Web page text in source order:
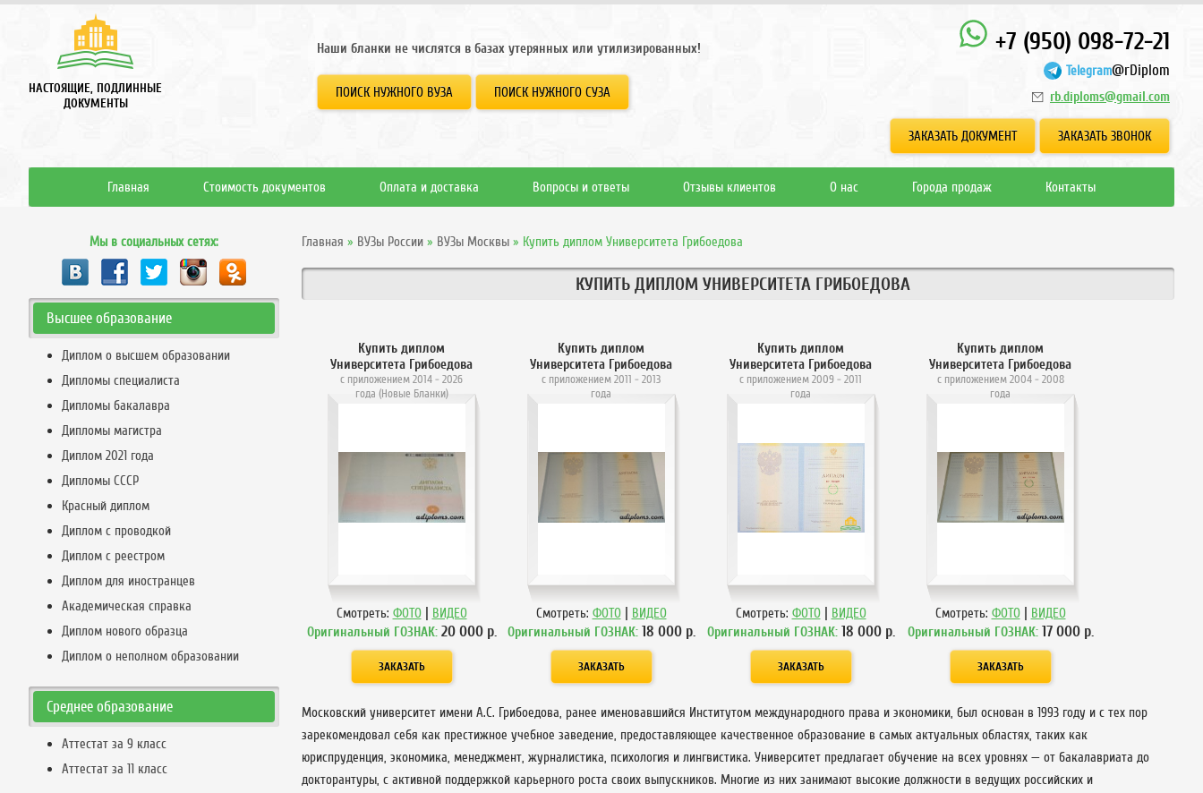
НАСТОЯЩИЕ, ПОДЛИННЫЕ
ДОКУМЕНТЫ
Наши бланки не числятся в базах утерянных или утилизированных!
ПОИСК НУЖНОГО ВУЗА ПОИСК НУЖНОГО СУЗА
+7 (950) 098-72-21
Telegram@rDiplom
rb.diploms@gmail.com
ЗАКАЗАТЬ ДОКУМЕНТ ЗАКАЗАТЬ ЗВОНОК
Главная Стоимость документов Оплата и доставка Вопросы и ответы Отзывы клиентов О нас Города продаж Контакты
Главная » ВУЗы России » ВУЗы Москвы » Купить диплом Университета Грибоедова
КУПИТЬ ДИПЛОМ УНИВЕРСИТЕТА ГРИБОЕДОВА
Купить диплом
Университета Грибоедова
с приложением 2014 - 2026
года (Новые Бланки)
Смотреть: ФОТО | ВИДЕО
Оригинальный ГОЗНАК: 20 000р.
Купить диплом
Университета Грибоедова
с приложением 2011 - 2013
года
Смотреть: ФОТО | ВИДЕО
Оригинальный ГОЗНАК: 18 000р.
Купить диплом
Университета Грибоедова
с приложением 2009 - 2011
года
Смотреть: ФОТО | ВИДЕО
Оригинальный ГОЗНАК: 18 000р.
Купить диплом
Университета Грибоедова
с приложением 2004 - 2008
года
Смотреть: ФОТО | ВИДЕО
Оригинальный ГОЗНАК: 17 000р.
Московский университет имени А.С. Грибоедова, ранее именовавшийся Институтом международного права и экономики, был основан в 1993 году и с тех пор
зарекомендовал себя как престижное учебное заведение, предоставляющее качественное образование в самых актуальных областях, таких как
юриспруденция, экономика, менеджмент, журналистика, психология и лингвистика. Университет предлагает обучение на всех уровнях — от бакалавриата до
докторантуры, с активной поддержкой карьерного роста своих выпускников. Многие из них занимают высокие должности в ведущих российских и
Мы в социальных сетях:
Высшее образование
Диплом о высшем образовании
Дипломы специалиста
Дипломы бакалавра
Дипломы магистра
Диплом 2021 года
Дипломы СССР
Красный диплом
Диплом с проводкой
Диплом с реестром
Диплом для иностранцев
Академическая справка
Диплом нового образца
Диплом о неполном образовании
Среднее образование
Аттестат за 9 класс
Аттестат за 11 класс